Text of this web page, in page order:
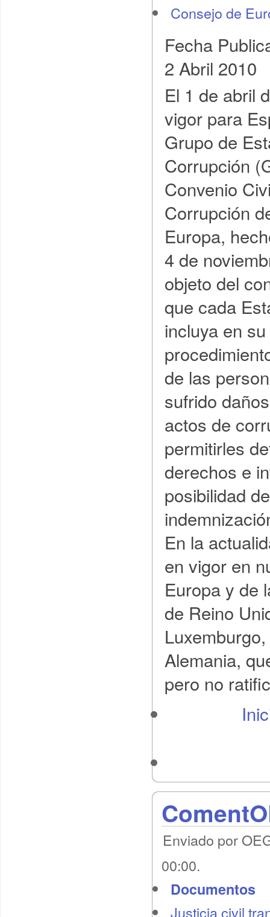
Consejo de
Fecha
2 Abril 2010
El 1 de abril
vigor para
Grupo de
Corrupción
Convenio
Corrupción
Europa,
4 de
objeto del
que cada
incluya en
de las
sufrido
actos de
permitirles
derechos e
posibilidad
En la
en vigor en
Europa y de
de Reino
Alemania,
pero no
Enviado por
00:00.
Documentos
Justicia civil